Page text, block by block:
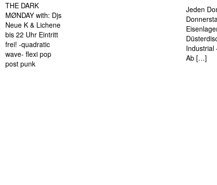
THE DARK
MØNDAY with: Djs
Neue K & Lichene
bis 22 Uhr Eintritt
frei! -quadratic
wave- flexi pop
post punk
Jeden
Industrial
Ab […]